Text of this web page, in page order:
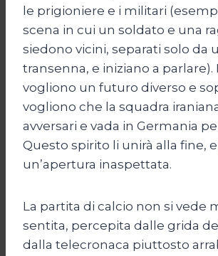
le prigioniere e i militari
scena in cui un soldato e una
siedono vicini, separati solo da
transenna, e iniziano a parlare).
vogliono un futuro diverso e
vogliono che la squadra
avversari e vada in Germania
Questo spirito li unirà alla fine,
un’apertura inaspettata.
La partita di calcio non si vede
sentita, percepita dalle grida
dalla telecronaca piuttosto